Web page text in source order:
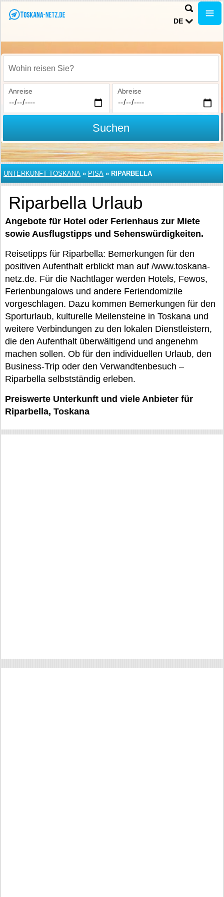
DE
Wohin reisen Sie?
Anreise Abreise
Suchen
UNTERKUNFT TOSKANA » PISA » RIPARBELLA
Riparbella Urlaub
Angebote für Hotel oder Ferienhaus zur Miete
sowie Ausflugstipps und Sehenswürdigkeiten.
Reisetipps für Riparbella: Bemerkungen für den
positiven Aufenthalt erblickt man auf /www.toskana-
netz.de. Für die Nachtlager werden Hotels, Fewos,
Ferienbungalows und andere Feriendomizile
vorgeschlagen. Dazu kommen Bemerkungen für den
Sporturlaub, kulturelle Meilensteine in Toskana und
weitere Verbindungen zu den lokalen Dienstleistern,
die den Aufenthalt überwältigend und angenehm
machen sollen. Ob für den individuellen Urlaub, den
Business-Trip oder den Verwandtenbesuch –
Riparbella selbstständig erleben.
Preiswerte Unterkunft und viele Anbieter für
Riparbella, Toskana